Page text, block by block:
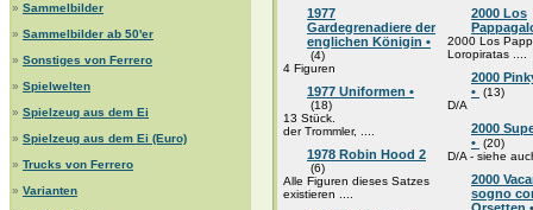
» Sammelbilder
» Sammelbilder ab 50'er
» Sonstiges von Ferrero
» Spielwelten
» Spielzeug aus dem Ei
» Spielzeug aus dem Ei (Euro)
» Trucks von Ferrero
» Varianten
1977
Gardegrenadiere der
englichen Königin •
(4)
4 Figuren
1977 Uniformen •
(18)
13 Stück.
der Trommler, ....
1978 Robin Hood 2
(6)
Alle Figuren dieses Satzes
existieren ....
2000 Los
2000 Los
Loropiratas ....
2000
• (13)
D/A
2000
• (20)
D/A - siehe
2000
sogno